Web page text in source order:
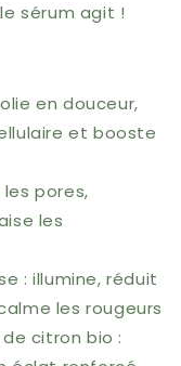
sérum agit !
en douceur,
et booste
pores,
les
: illumine, réduit
les rougeurs
citron bio :